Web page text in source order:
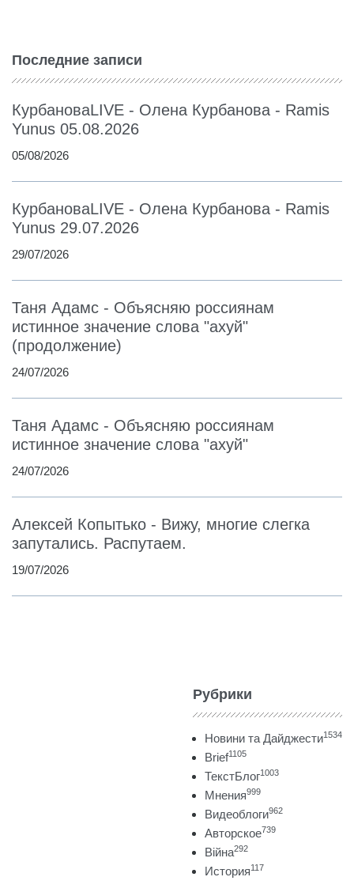
Последние записи
КурбановаLIVE - Олена Курбанова - Ramis
Yunus 05.08.2026
05/08/2026
КурбановаLIVE - Олена Курбанова - Ramis
Yunus 29.07.2026
29/07/2026
Таня Адамс - Объясняю россиянам
истинное значение слова "ахуй"
(продолжение)
24/07/2026
Таня Адамс - Объясняю россиянам
истинное значение слова "ахуй"
24/07/2026
Алексей Копытько - Вижу, многие слегка
запутались. Распутаем.
19/07/2026
Рубрики
Новини та Дайджести1534
Brief1105
ТекстБлог1003
Мнения999
Видеоблоги962
Авторское739
Війна292
История117